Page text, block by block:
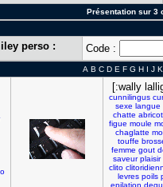
Présentation sur 3
perso : Code :
A B C D E F G H I J K
[:wally
cunnilingus
sexe langue
chatte abricot
figue moule
chaglatte
touffe
femme gout
saveur plaisir
clito
levres poils
epilation